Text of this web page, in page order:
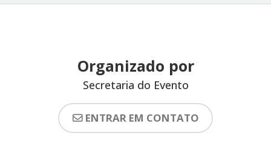
Organizado por
Secretaria do Evento
ENTRAR EM CONTATO